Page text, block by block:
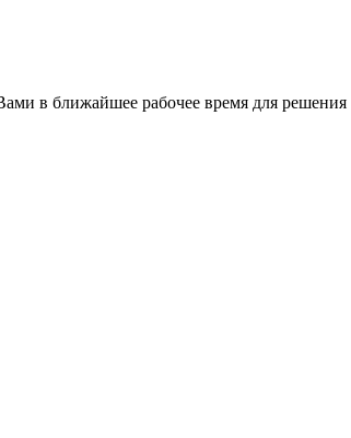
в ближайшее рабочее время для